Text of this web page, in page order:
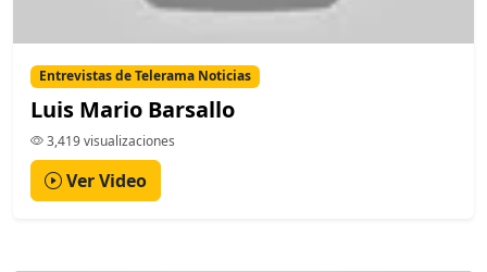
Entrevistas de Telerama Noticias
Luis Mario Barsallo
3,419 visualizaciones
Ver Video